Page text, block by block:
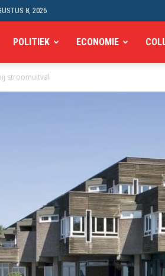
8, 2026
POLITIEK ECONOMIE
stroomuitval